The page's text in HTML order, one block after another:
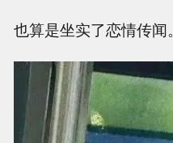
也算是坐实了恋情传闻。